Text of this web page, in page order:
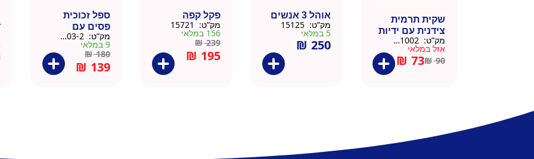
שקית תרמית
צידנית עם ידיות
– 50 יח 26/26
שחור
מק”ט:
אזל במלאי
₪90
₪ 73
אוהל 3 אנשים
מק”ט:
5 במלאי
₪ 250
פקל קפה
מק”ט:
156 במלאי
₪239
₪ 195
ספל זכוכית
פסים עם
תחתית וידית עץ
– מארז 2 יח
מק”ט:
9 במלאי
₪180
₪ 139